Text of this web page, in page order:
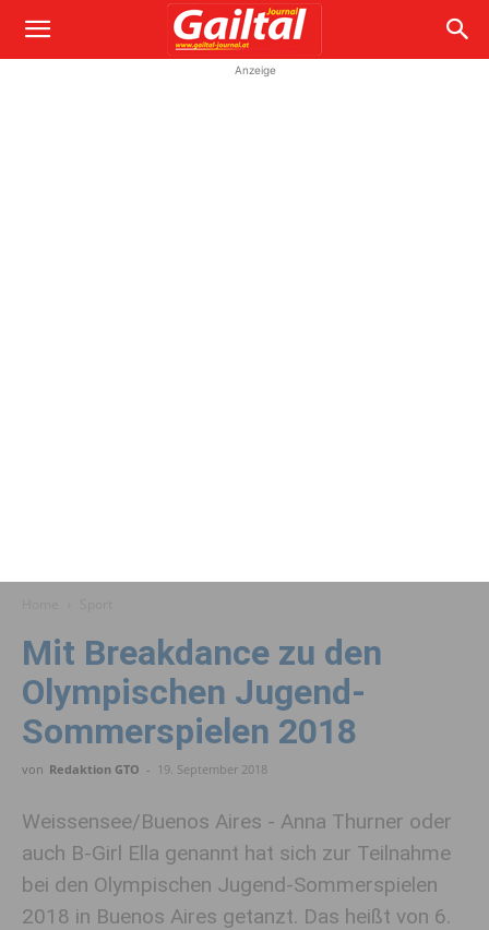
Anzeige
Mit Breakdance zu den
Olympischen Jugend-
Sommerspielen 2018
von Redaktion GTO - 19. September 2018
Weissensee/Buenos Aires - Anna Thurner oder
auch B-Girl Ella genannt hat sich zur Teilnahme
bei den Olympischen Jugend-Sommerspielen
2018 in Buenos Aires getanzt. Das heißt von 6.